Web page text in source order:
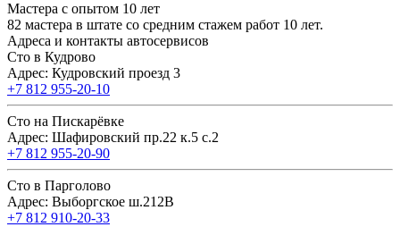
Мастера с опытом 10 лет
82 мастера в штате со средним стажем работ 10 лет.
Адреса и контакты автосервисов
Сто в Кудрово
Адрес: Кудровский проезд 3
+7 812 955-20-10
Сто на Пискарёвке
Адрес: Шафировский пр.22 к.5 с.2
+7 812 955-20-90
Сто в Парголово
Адрес: Выборгское ш.212В
+7 812 910-20-33